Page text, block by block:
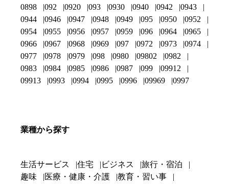
0898
092 0920 093 0930 0940 0942
0943
0944
0946 0947 0948 0949 095 0950
0952
0954
0955 0956 0957 0959 096 0964
0965
0966
0967 0968 0969 097 0972 0973
0974
0977
0978 0979 098 0980 09802
0982
0983
0984 0985 0986 0987 099
09912
09913
0993 0994 0995 0996 09969 0997
業種から探す
生活サービス 住宅 ビジネス
旅行・宿泊
趣味
医療・健康・介護
教育・習い事